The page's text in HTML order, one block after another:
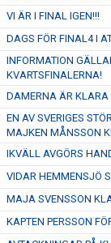
VI ÄR I FINAL IGEN!!!
DAGS FÖR FINAL4 I
INFORMATION
KVARTSFINALERNA!
DAMERNA ÄR
EN AV SVERIGES
MAJKEN MÅNSSON
IKVÄLL AVGÖRS
VIDAR HEMMENSJÖ
MAJA SVENSSON
KAPTEN PERSSON